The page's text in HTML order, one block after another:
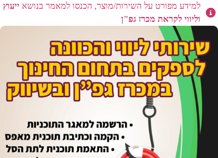
וליווי
בנושא
מכרז
גפ"ן
למידע מפורט על השירות/מוצר, הכנסו למאמר בנושא ייעוץ
וליווי לקראת מכרז גפ"ן